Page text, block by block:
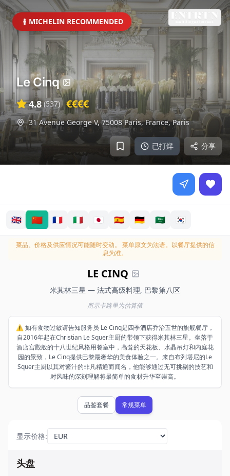
MICHELIN RECOMMENDED
已打烊 分享
Le Cinq
4.8 (537) €€€€
31 Avenue George V, 75008 Paris, France,Paris
🇬🇧 🇨🇳 🇫🇷 🇮🇹 🇯🇵 🇪🇸 🇩🇪 🇸🇦 🇰🇷
菜品、价格及供应情况可能随时变动。
菜单原文为法语。以餐厅提供的信
息为准。
LE CINQ
米其林三星 — 法式高级料理, 巴黎第八区
所示卡路里为估算值
⚠️ 如有食物过敏请告知服务员 Le Cinq是四季酒店乔治五世的旗舰餐厅，
自2016年起在Christian Le Squer主厨的带领下获得米其林三星。坐落于
酒店宫殿般的十八世纪风格用餐室中，高耸的天花板、水晶吊灯和内庭花
园的景致，Le Cinq提供巴黎最奢华的美食体验之一。来自布列塔尼的Le
Squer主厨以其对酱汁的非凡精通而闻名，他能够通过无可挑剔的技艺和
对风味的深刻理解将最简单的食材升华至崇高。
品鉴套餐 常规菜单
显示价格:
头盘